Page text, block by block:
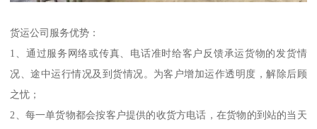
货运公司服务优势：
1、通过服务网络或传真、电话准时给客户反馈承运货物的发货情
况、途中运行情况及到货情况。为客户增加运作透明度，解除后顾
之忧；
2、每一单货物都会按客户提供的收货方电话，在货物的到站的当天